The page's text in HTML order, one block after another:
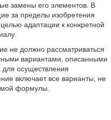
замены его элементов. В
за пределы изобретения
адаптации к конкретной
не должно рассматриваться
вариантами, описанными
для осуществления
включает все варианты, не
формулы.